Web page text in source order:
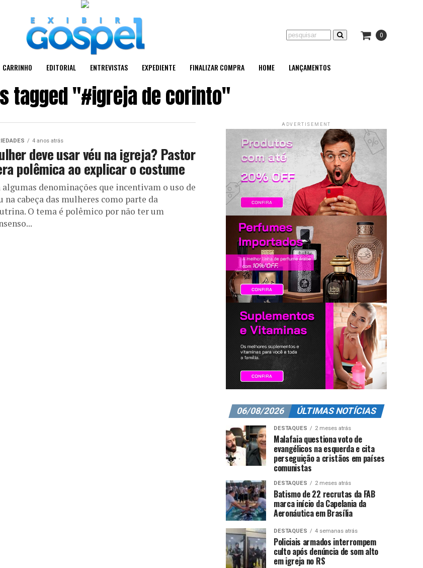
0
CARRINHO EDITORIAL ENTREVISTAS EXPEDIENTE FINALIZAR COMPRA HOME LANÇAMENTOS
tagged "#igreja de corinto"
4 anos atrás
deve usar véu na igreja? Pastor
polêmica ao explicar o costume
algumas denominações que incentivam o uso de
na cabeça das mulheres como parte da
O tema é polêmico por não ter um
ADVERTISEMENT
06/08/2026 ÚLTIMAS NOTÍCIAS
DESTAQUES 2 meses atrás
Malafaia questiona voto de
evangélicos na esquerda e cita
perseguição a cristãos em países
comunistas
DESTAQUES 2 meses atrás
Batismo de 22 recrutas da FAB
marca início da Capelania da
Aeronáutica em Brasília
DESTAQUES 4 semanas atrás
Policiais armados interrompem
culto após denúncia de som alto
em igreja no RS